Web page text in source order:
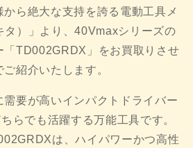
ら絶大な支持を誇る電動工具メ
タ）」より、40Vmaxシリーズの
「TD002GRDX」をお買取りさせ
紹介いたします。
需要が高いインパクトドライバー
らでも活躍する万能工具です。
は、ハイパワーかつ高性